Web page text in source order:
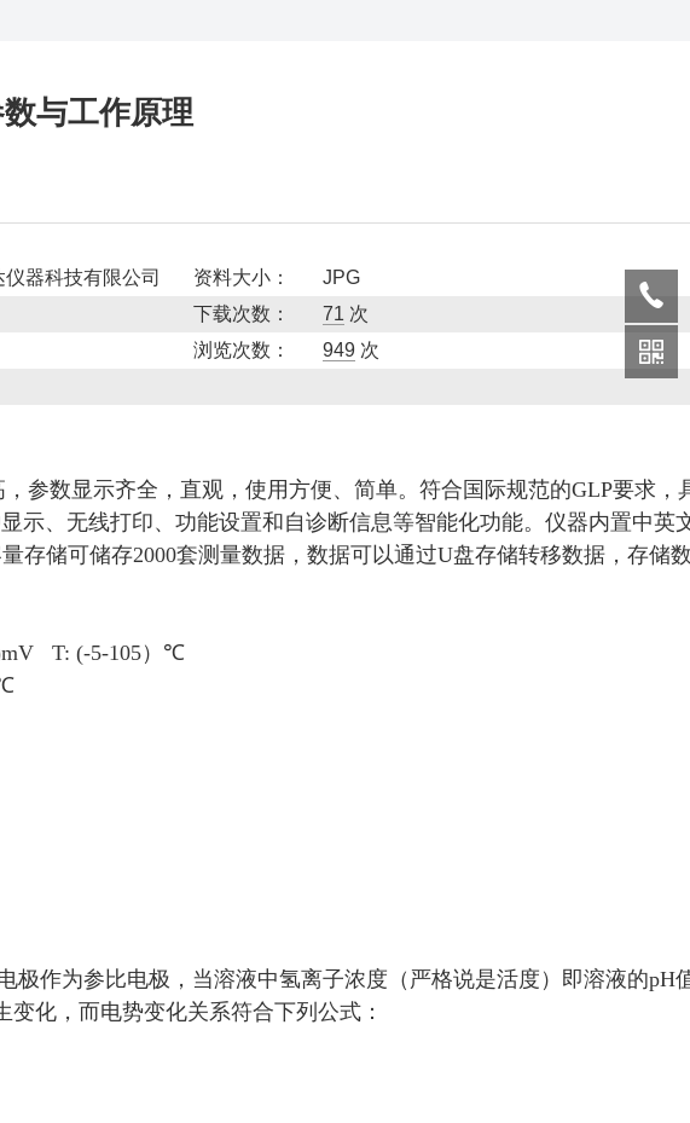
与工作原理
仪器科技有限公司 资料大小：
JPG
下载次数： 71 次
浏览次数： 949 次
参数显示齐全，直观，使用方便、简单。符合国际规范的GLP要求，
示、无线打印、功能设置和自诊断信息等智能化功能。仪器内置中英
存储可储存2000套测量数据，数据可以通过U盘存储转移数据，存储
T: (-5-105）℃
极作为参比电极，当溶液中氢离子浓度（严格说是活度）即溶液的pH
化，而电势变化关系符合下列公式：